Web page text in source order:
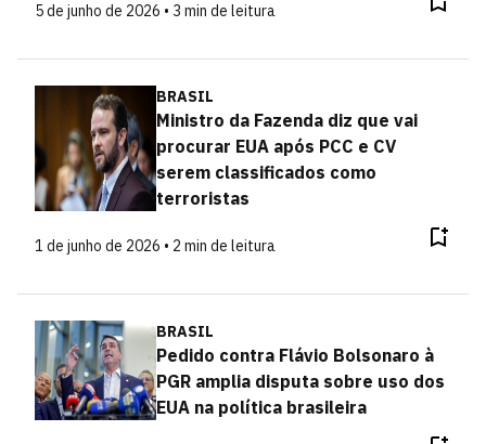
5 de junho de 2026 • 3 min de leitura
BRASIL
Ministro da Fazenda diz que vai
procurar EUA após PCC e CV
serem classificados como
terroristas
1 de junho de 2026 • 2 min de leitura
BRASIL
Pedido contra Flávio Bolsonaro à
PGR amplia disputa sobre uso dos
EUA na política brasileira